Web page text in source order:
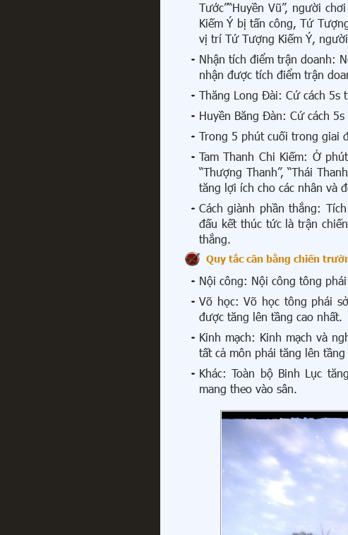
Tước”“Huyền Vũ”, người
Kiếm Ý bị tấn công, Tứ
vị trí Tứ Tượng Kiếm Ý,
Nhận tích điểm trận doanh:
nhận được tích điểm trận
Thăng Long Đài: Cứ cách 5s
Huyền Băng Đàn: Cứ cách
Trong 5 phút cuối trong giai
Tam Thanh Chi Kiếm: Ở
“Thượng Thanh”, “Thái
tăng lợi ích cho các nhân và
Cách giành phần thắng:
đấu kết thúc tức là trận
thắng.
Quy tắc cân bằng chiến
Nội công: Nội công tông
Võ học: Võ học tông phái
được tăng lên tầng cao nhất.
Kinh mạch: Kinh mạch và
tất cả môn phái tăng lên tầng
Khác: Toàn bộ Binh Lục
mang theo vào sân.